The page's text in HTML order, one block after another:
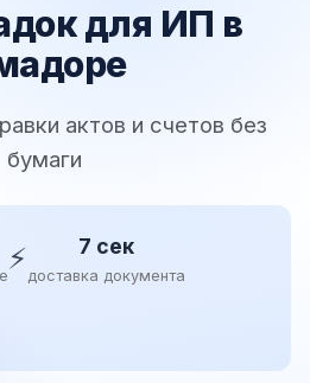
для ИП в
актов и счетов без
бумаги
⚡ 7 сек
доставка документа